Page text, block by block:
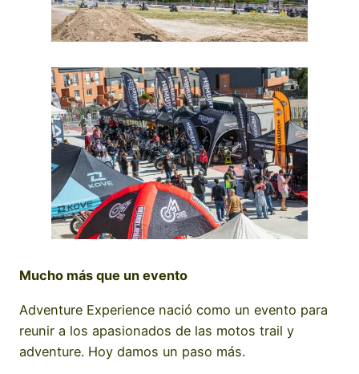
Mucho más que un evento
Adventure Experience nació como un evento para
reunir a los apasionados de las motos trail y
adventure. Hoy damos un paso más.